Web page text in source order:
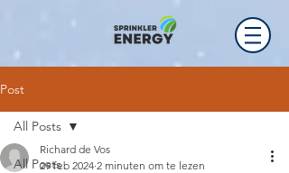
Post
All Posts
All Posts
Richard de Vos
29 feb 2024 2 minuten om te lezen